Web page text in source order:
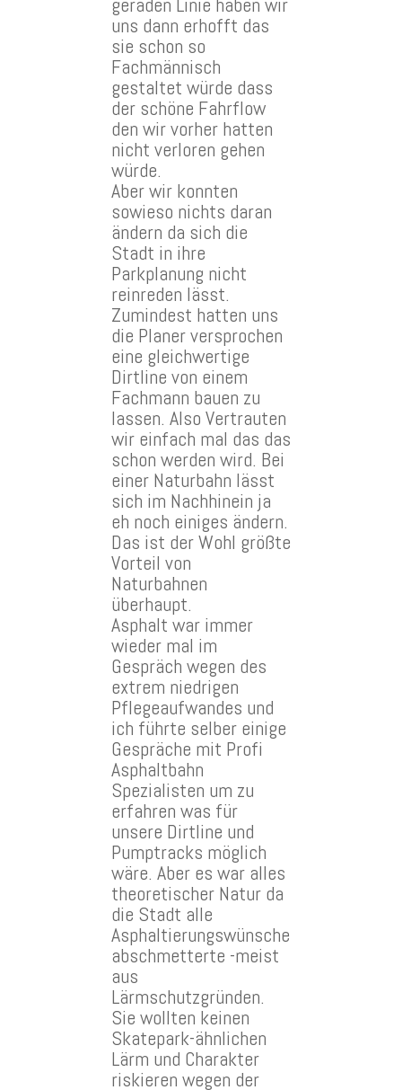
uns dann erhofft das
sie schon so
Fachmännisch
gestaltet würde dass
der schöne Fahrflow
den wir vorher hatten
nicht verloren gehen
würde.
Aber wir konnten
sowieso nichts daran
ändern da sich die
Stadt in ihre
Parkplanung nicht
reinreden lässt.
Zumindest hatten uns
die Planer versprochen
eine gleichwertige
Dirtline von einem
Fachmann bauen zu
lassen. Also Vertrauten
wir einfach mal das das
schon werden wird. Bei
einer Naturbahn lässt
sich im Nachhinein ja
eh noch einiges ändern.
Das ist der Wohl größte
Vorteil von
Naturbahnen
überhaupt.
Asphalt war immer
wieder mal im
Gespräch wegen des
extrem niedrigen
Pflegeaufwandes und
ich führte selber einige
Gespräche mit Profi
Asphaltbahn
Spezialisten um zu
erfahren was für
unsere Dirtline und
Pumptracks möglich
wäre. Aber es war alles
theoretischer Natur da
die Stadt alle
Asphaltierungswünsche
abschmetterte -meist
aus
Lärmschutzgründen.
Sie wollten keinen
Skatepark-ähnlichen
Lärm und Charakter
riskieren wegen der